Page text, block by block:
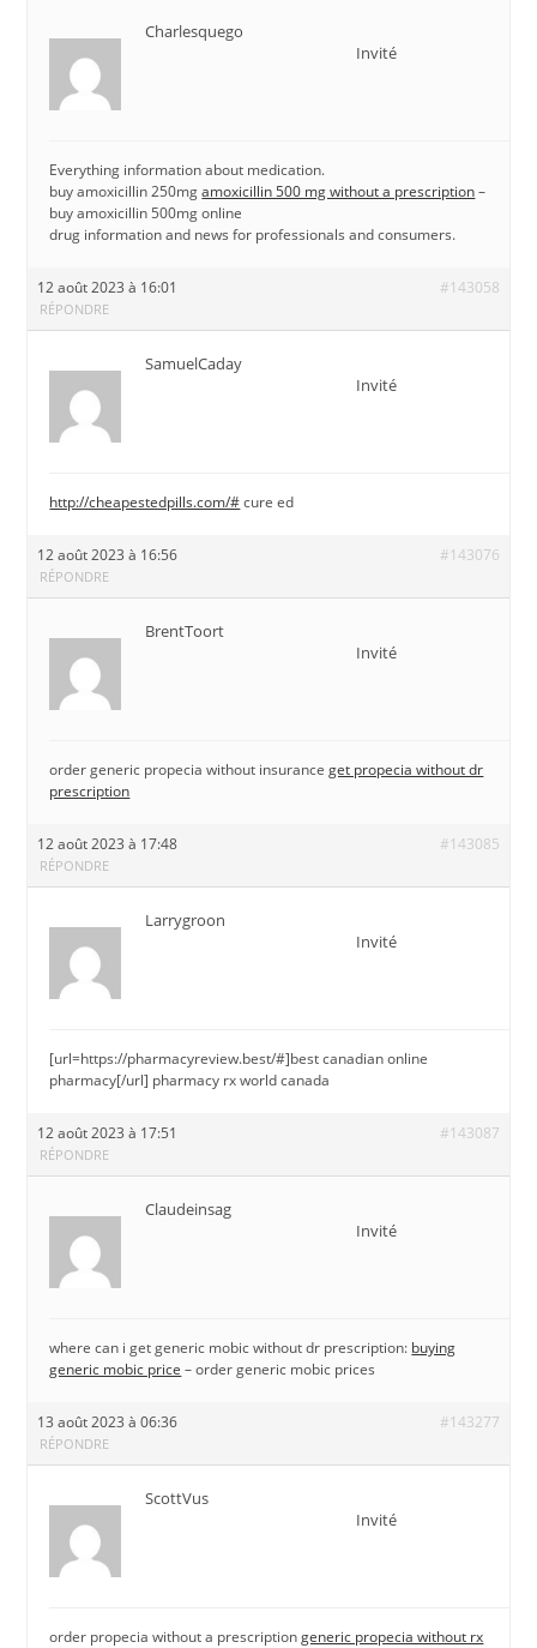
Charlesquego
Invité
Everything information about medication.
buy amoxicillin 250mgamoxicillin 500 mg without a prescription–
buy amoxicillin 500mg online
drug information and news for professionals and consumers.
12 août 2023 à 16:01 #143058
RÉPONDRE
SamuelCaday
Invité
http://cheapestedpills.com/#cure ed
12 août 2023 à 16:56 #143076
RÉPONDRE
BrentToort
Invité
order generic propecia without insuranceget propecia without dr
prescription
12 août 2023 à 17:48 #143085
RÉPONDRE
Larrygroon
Invité
[url=https://pharmacyreview.best/#]best canadian online
pharmacy[/url] pharmacy rx world canada
12 août 2023 à 17:51 #143087
RÉPONDRE
Claudeinsag
Invité
where can i get generic mobic without dr prescription: buying
generic mobic price – order generic mobic prices
13 août 2023 à 06:36 #143277
RÉPONDRE
ScottVus
Invité
order propecia without a prescriptiongeneric propecia without rx